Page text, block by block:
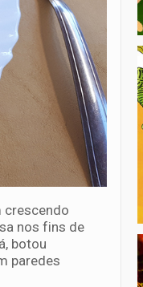
crescendo
nos fins de
botou
paredes